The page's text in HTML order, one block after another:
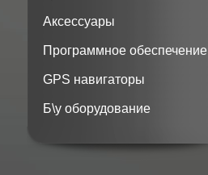
Аксессуары
Программное обеспечение
GPS навигаторы
Б\у оборудование